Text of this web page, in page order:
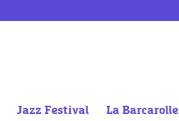
Jazz Festival La Barcarolle